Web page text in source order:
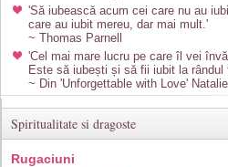
'Să iubească acum cei care nu au
care au iubit mereu, dar mai mult.'
~ Thomas Parnell
'Cel mai mare lucru pe care îl vei
Este să iubești și să fii iubit la rândul
~ Din 'Unforgettable with Love'
Spiritualitate si dragoste
Rugaciuni